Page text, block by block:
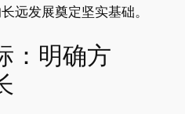
远发展奠定坚实基础。
：明确方